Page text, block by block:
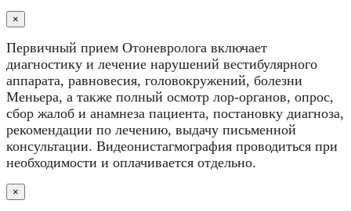
×
Первичный прием Отоневролога включает
диагностику и лечение нарушений вестибулярного
аппарата, равновесия, головокружений, болезни
Меньера, а также полный осмотр лор-органов, опрос,
сбор жалоб и анамнеза пациента, постановку диагноза,
рекомендации по лечению, выдачу письменной
консультации. Видеонистагмография проводиться при
необходимости и оплачивается отдельно.
×